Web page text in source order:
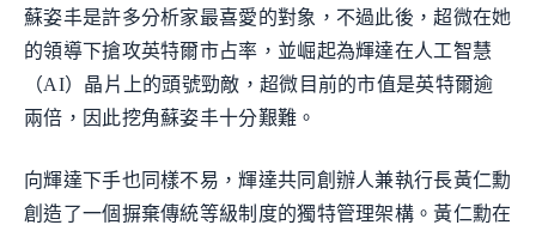
蘇姿丰是許多分析家最喜愛的對象，不過此後，超微在她
的領導下搶攻英特爾市占率，並崛起為輝達在人工智慧
（AI）晶片上的頭號勁敵，超微目前的市值是英特爾逾
兩倍，因此挖角蘇姿丰十分艱難。
向輝達下手也同樣不易，輝達共同創辦人兼執行長黃仁勳
創造了一個摒棄傳統等級制度的獨特管理架構。黃仁勳在